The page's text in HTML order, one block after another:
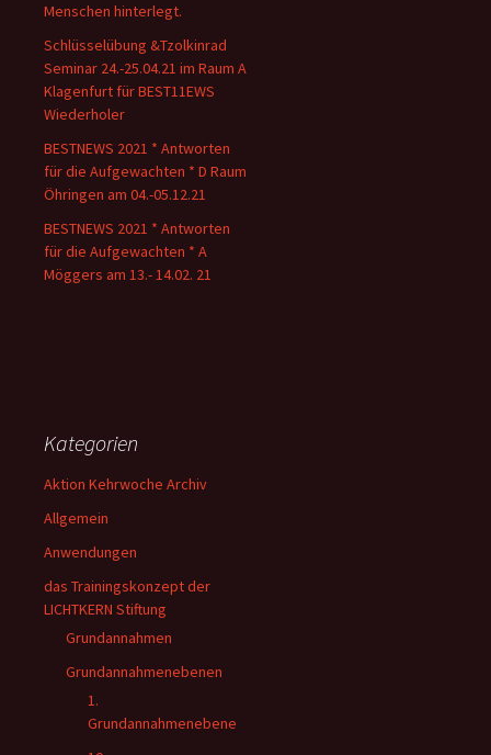
Menschen hinterlegt.
Schlüsselübung &Tzolkinrad
Seminar 24.-25.04.21 im Raum A
Klagenfurt für BEST11EWS
Wiederholer
BESTNEWS 2021 * Antworten
für die Aufgewachten * D Raum
Öhringen am 04.-05.12.21
BESTNEWS 2021 * Antworten
für die Aufgewachten * A
Möggers am 13.- 14.02. 21
Kategorien
Aktion Kehrwoche Archiv
Allgemein
Anwendungen
das Trainingskonzept der
LICHTKERN Stiftung
Grundannahmen
Grundannahmenebenen
1.
Grundannahmenebene